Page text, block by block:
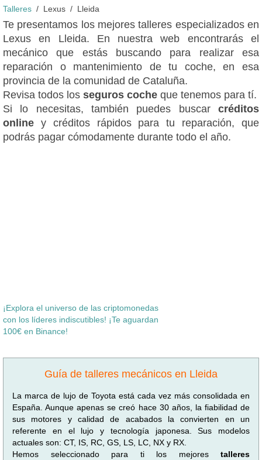
Talleres Lexus Lleida
Te presentamos los mejores talleres especializados en
Lexus en Lleida. En nuestra web encontrarás el
mecánico que estás buscando para realizar esa
reparación o mantenimiento de tu coche, en esa
provincia de la comunidad de Cataluña.
Revisa todos los seguros coche que tenemos para tí.
Si lo necesitas, también puedes buscar créditos
online y créditos rápidos para tu reparación, que
podrás pagar cómodamente durante todo el año.
¡Explora el universo de las criptomonedas
con los líderes indiscutibles! ¡Te aguardan
100€ en Binance!
Guía de talleres mecánicos en Lleida
La marca de lujo de Toyota está cada vez más consolidada en
España. Aunque apenas se creó hace 30 años, la fiabilidad de
sus motores y calidad de acabados la convierten en un
referente en el lujo y tecnología japonesa. Sus modelos
actuales son: CT, IS, RC, GS, LS, LC, NX y RX.
Hemos seleccionado para ti los mejores talleres